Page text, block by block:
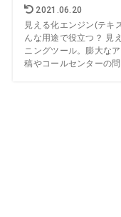
2021.06.20
見える化エンジン(テキ
んな用途で役立つ？ 見
ニングツール。膨大な
稿やコールセンターの問